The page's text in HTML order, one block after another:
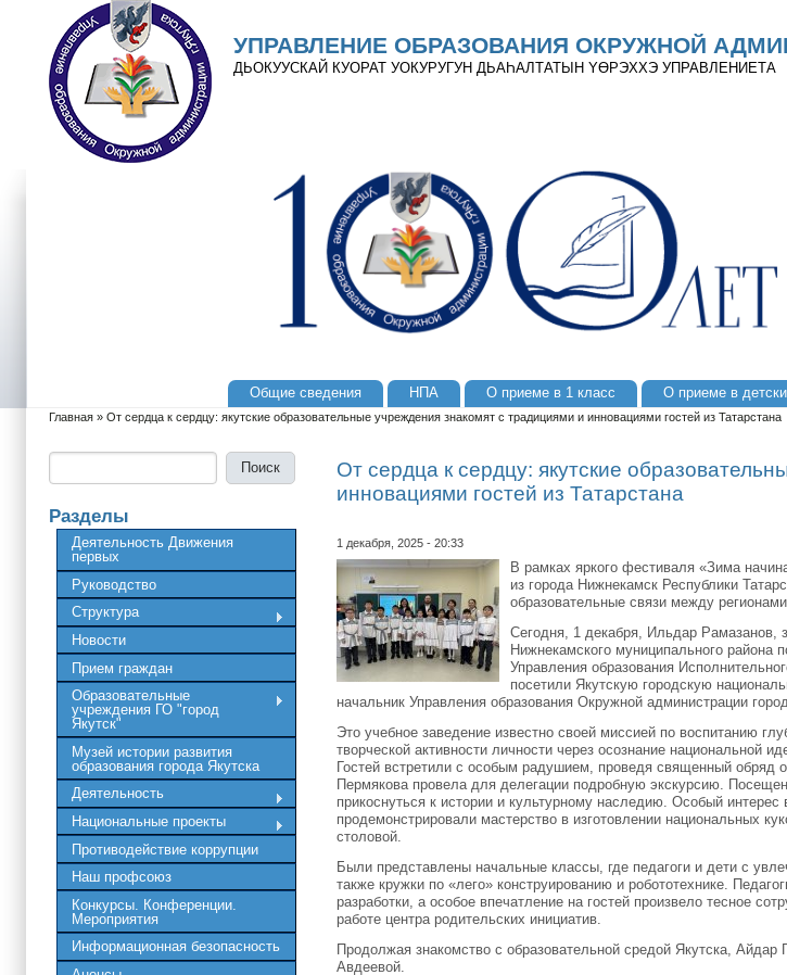
Перейти к основному содержанию
Skip to search
УПРАВЛЕНИЕ ОБРАЗОВАНИЯ ОКРУЖНОЙ
ДЬОКУУСКАЙ КУОРАТ УОКУРУГУН ДЬАҺАЛТАТЫН YӨРЭХХЭ УПРАВЛЕНИЕТА
Общие сведения НПА О приеме в 1 класс О приеме в
Вы здесь
Главная » От сердца к сердцу: якутские образовательные учреждения знакомят с традициями и инновациями гостей из Татарстана
Разделы
Деятельность Движения
первых
Руководство
Структура
Новости
Прием граждан
Образовательные
учреждения ГО "город
Якутск"
Музей истории развития
образования города Якутска
Деятельность
Национальные проекты
Противодействие коррупции
Наш профсоюз
Конкурсы. Конференции.
Мероприятия
Информационная безопасность
От сердца к сердцу: якутские
инновациями гостей из Татарстана
1 декабря, 2025 - 20:33
В рамках яркого фестиваля «Зима
из города Нижнекамск Республики
образовательные связи между
Сегодня, 1 декабря, Ильдар Рамазанов,
Нижнекамского муниципального
Управления образования
посетили Якутскую городскую
начальник Управления образования Окружной администрации
Это учебное заведение известно своей миссией по воспитанию
творческой активности личности через осознание национальной
Гостей встретили с особым радушием, проведя священный обряд
Пермякова провела для делегации подробную экскурсию.
прикоснуться к истории и культурному наследию. Особый
продемонстрировали мастерство в изготовлении национальных
столовой.
Были представлены начальные классы, где педагоги и дети с
также кружки по «лего» конструированию и робототехнике.
разработки, а особое впечатление на гостей произвело тесное
работе центра родительских инициатив.
Продолжая знакомство с образовательной средой Якутска,
Авдеевой.